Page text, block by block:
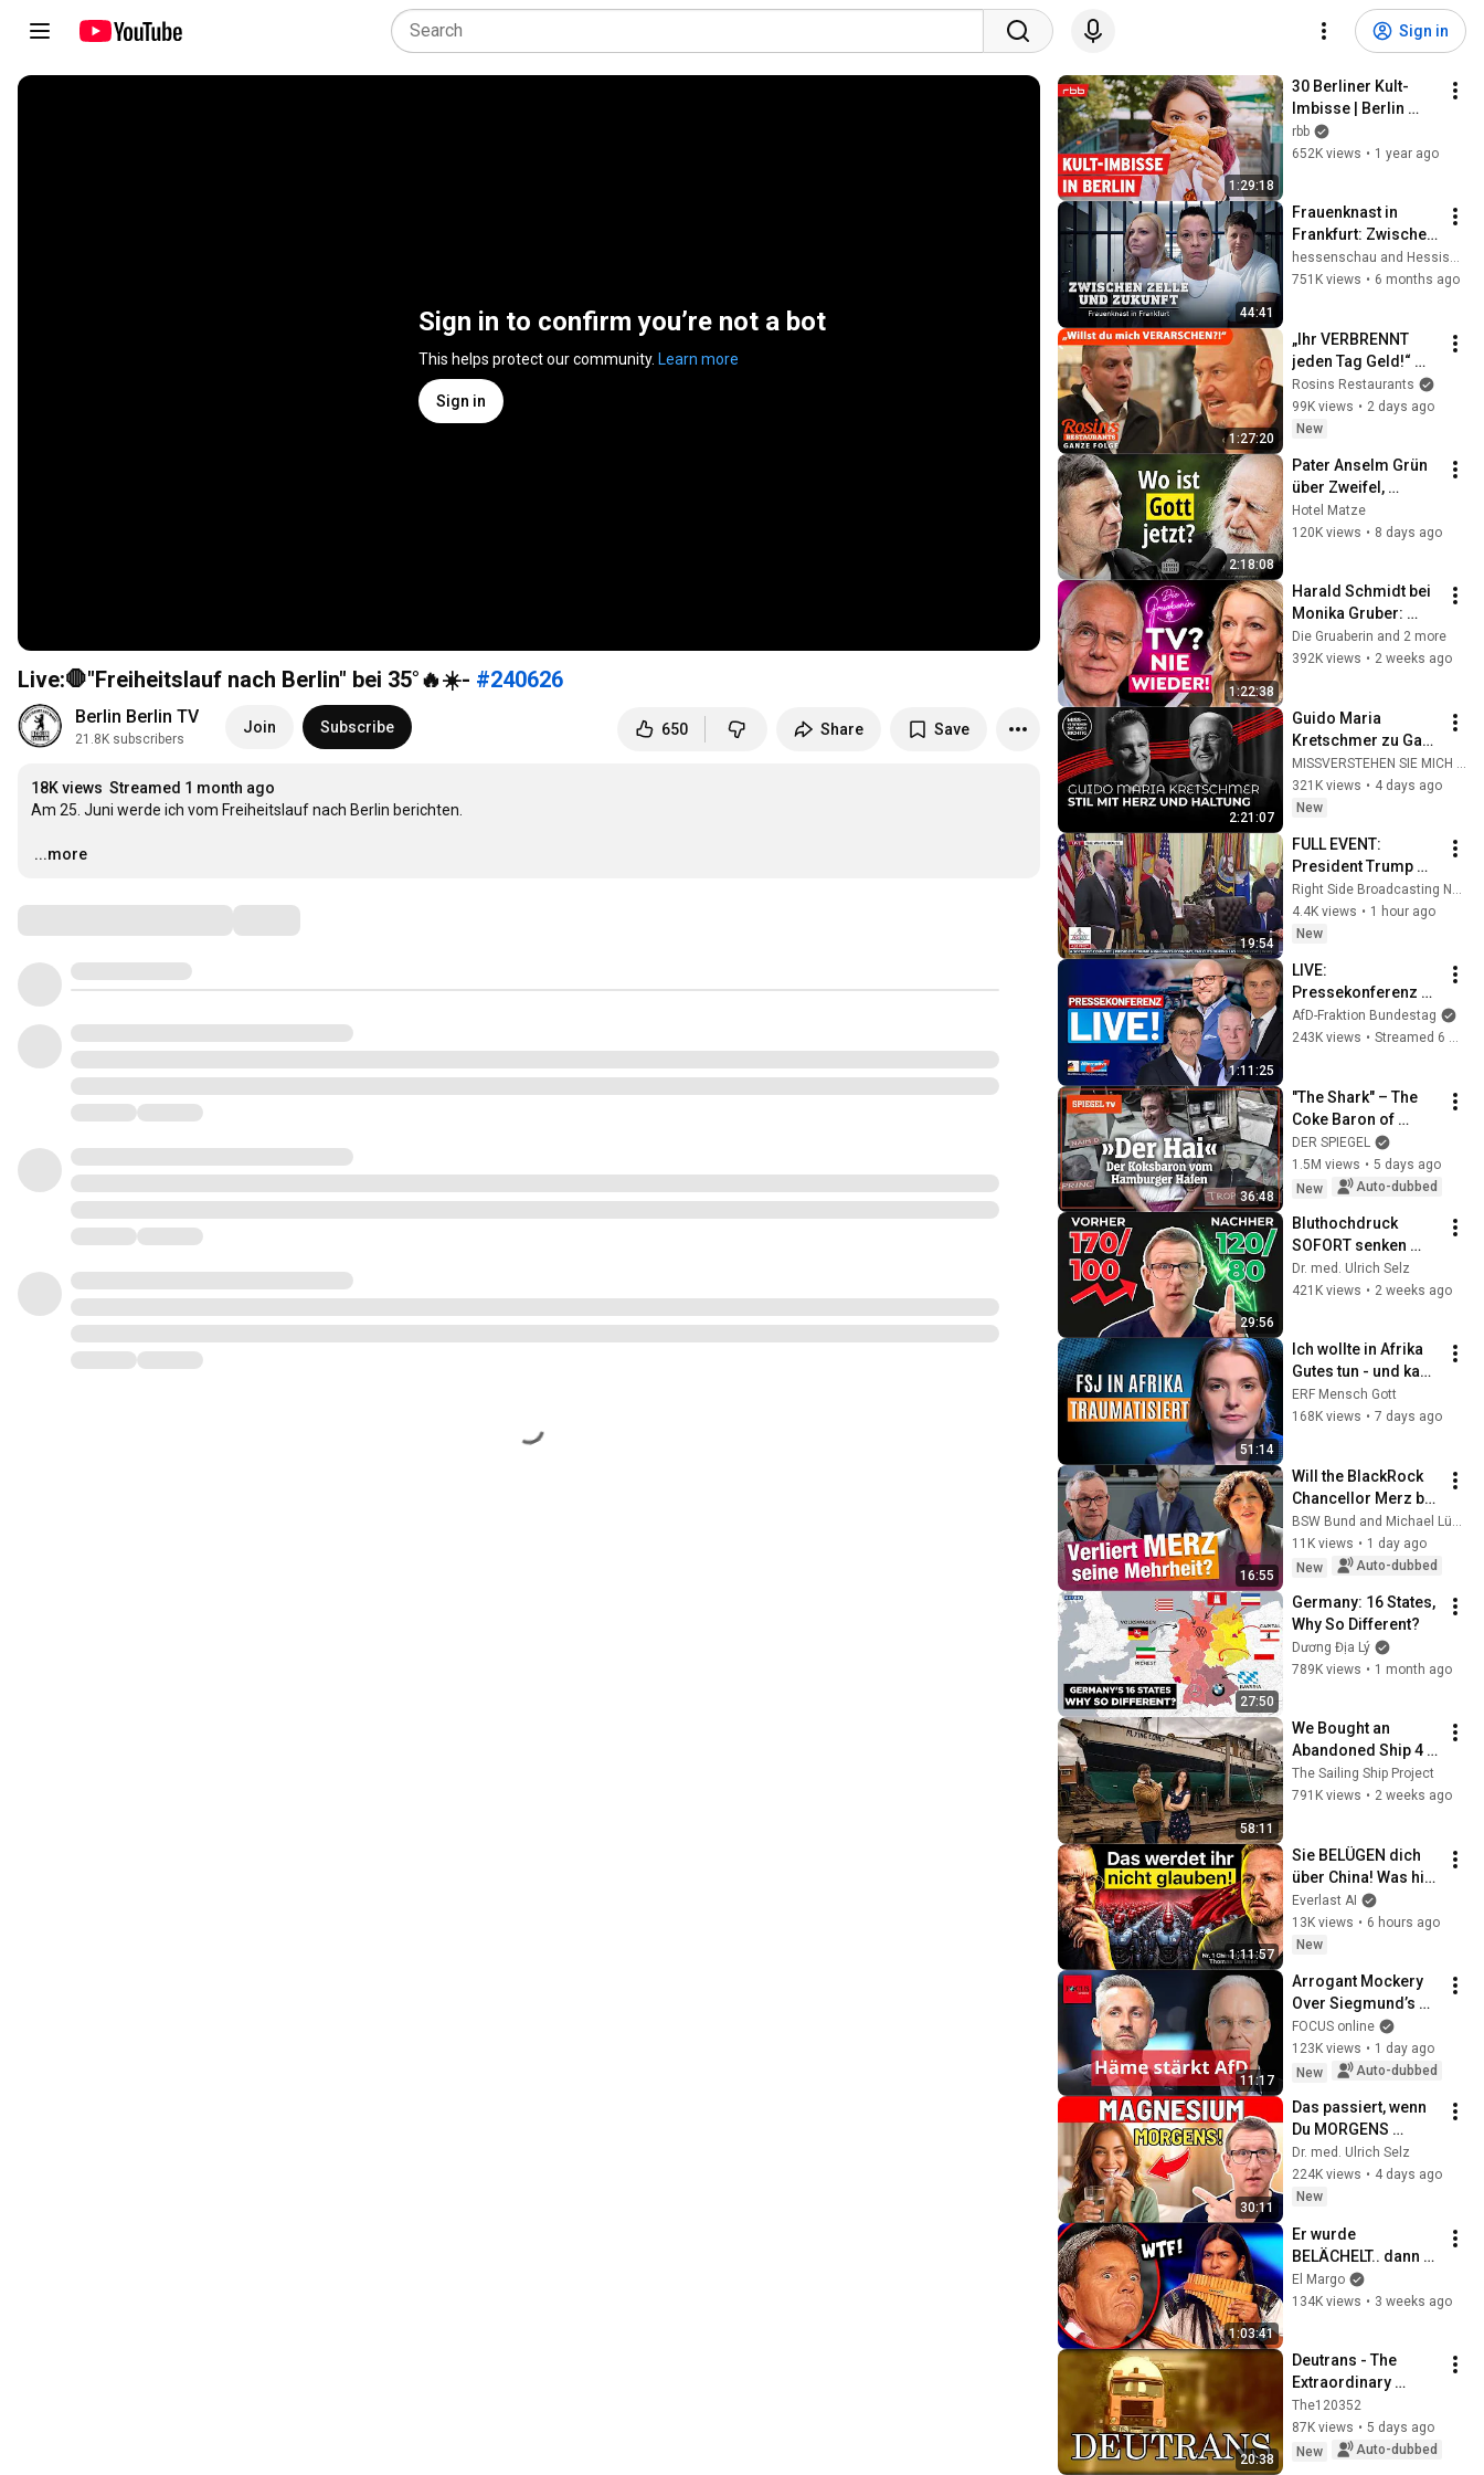
Sign in
Sign in to confirm you’re not a bot
This helps protect our community. Learn more
Sign in
Live:🛑"Freiheitslauf nach Berlin" bei 35°🔥☀️- #240626
Berlin Berlin TV
21.8K subscribers
Join Subscribe 650 Share Save
18K views Streamed 1 month ago
Am 25. Juni werde ich vom Freiheitslauf nach Berlin berichten.
…
...more
1:29:18
30 Berliner Kult-
Imbisse | Berlin
erleben | Reportage
rbb
652K views • 1 year ago
44:41
Frauenknast in
Frankfurt: Zwischen
Zelle und Zukunft
(Doku)
hessenschau and Hessischer Rundfunk
751K views • 6 months ago
1:27:20
„Ihr VERBRENNT
jeden Tag Geld!“
Rosin platzt
endgültig der
Kragen | Ganze
Restaurants
Rosins Restaurants
99K views • 2 days ago
New
2:18:08
Pater Anselm Grün
über Zweifel,
Sehnsucht und die
Hoffnung in dunklen
Hotel Matze
120K views • 8 days ago
1:22:38
Harald Schmidt bei
Monika Gruber:
Warum er nie mehr
ins Fernsehen
Die Gruaberin and 2 more
392K views • 2 weeks ago
2:21:07
Guido Maria
Kretschmer zu Gast
bei Gregor Gysi
321K views • 4 days ago
New
19:54
FULL EVENT:
President Trump
Signs Historic
Executive Orders on
Birthright
08/06/26
Right Side Broadcasting Network
4.4K views • 1 hour ago
New
1:11:25
LIVE:
Pressekonferenz
der AfD-Fraktion -
Diese Woche im
AfD-Fraktion Bundestag
243K views • Streamed 6 months ago
36:48
"The Shark" – The
Coke Baron of
Hamburg Harbor |
SPIEGEL TV
DER SPIEGEL
1.5M views • 5 days ago
New
Auto-dubbed
29:56
Bluthochdruck
SOFORT senken
ohne Tabletten - 3
TOP Methoden
Dr. med. Ulrich Selz
421K views • 2 weeks ago
51:14
Ich wollte in Afrika
Gutes tun - und kam
traumatisiert
zurück!
ERF Mensch Gott
168K views • 7 days ago
16:55
Will the BlackRock
Chancellor Merz be
toppled? Amira
Mohamed Ali &
Michael Lüders |
BSW Bund and Michael Lüders
11K views • 1 day ago
New
Auto-dubbed
27:50
Germany: 16 States,
Why So Different?
Dương Địa Lý
789K views • 1 month ago
58:11
We Bought an
Abandoned Ship 4
Years Ago... This Is
What Happened
The Sailing Ship Project
791K views • 2 weeks ago
1:11:57
Sie BELÜGEN dich
über China! Was hier
Realität ist, glaubt
mir niemand -
China-Insider
Everlast AI
13K views • 6 hours ago
New
11:17
Arrogant Mockery
Over Siegmund’s
Degree Helps the
AfD
FOCUS online
123K views • 1 day ago
New
Auto-dubbed
30:11
Das passiert, wenn
Du MORGENS
Magnesium
nimmst!
Dr. med. Ulrich Selz
224K views • 4 days ago
New
1:03:41
Er wurde
BELÄCHELT.. dann
spielte er
PANFLÖTE! 😲
El Margo
134K views • 3 weeks ago
20:38
Deutrans - The
Extraordinary
Shipping Company
The120352
87K views • 5 days ago
New
Auto-dubbed